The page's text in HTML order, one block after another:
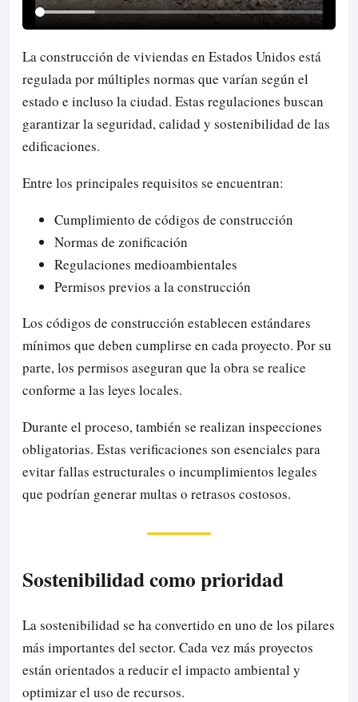
La construcción de viviendas en Estados Unidos está
regulada por múltiples normas que varían según el
estado e incluso la ciudad. Estas regulaciones buscan
garantizar la seguridad, calidad y sostenibilidad de las
edificaciones.
Entre los principales requisitos se encuentran:
Cumplimiento de códigos de construcción
Normas de zonificación
Regulaciones medioambientales
Permisos previos a la construcción
Los códigos de construcción establecen estándares
mínimos que deben cumplirse en cada proyecto. Por su
parte, los permisos aseguran que la obra se realice
conforme a las leyes locales.
Durante el proceso, también se realizan inspecciones
obligatorias. Estas verificaciones son esenciales para
evitar fallas estructurales o incumplimientos legales
que podrían generar multas o retrasos costosos.
Sostenibilidad como prioridad
La sostenibilidad se ha convertido en uno de los pilares
más importantes del sector. Cada vez más proyectos
están orientados a reducir el impacto ambiental y
optimizar el uso de recursos.